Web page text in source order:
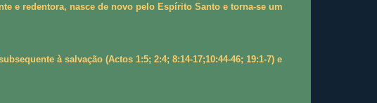
e redentora, nasce de novo pelo Espírito Santo e torna-se um
à salvação (Actos 1:5; 2:4; 8:14-17;10:44-46; 19:1-7) e